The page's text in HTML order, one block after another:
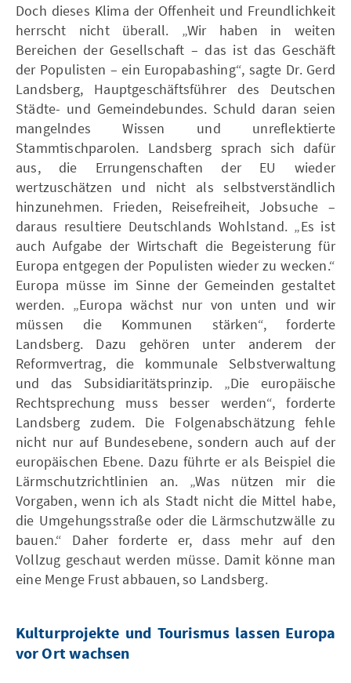
Doch dieses Klima der Offenheit und Freundlichkeit
herrscht nicht überall. „Wir haben in weiten
Bereichen der Gesellschaft – das ist das Geschäft
der Populisten – ein Europabashing“, sagte Dr. Gerd
Landsberg, Hauptgeschäftsführer des Deutschen
Städte- und Gemeindebundes. Schuld daran seien
mangelndes Wissen und unreflektierte
Stammtischparolen. Landsberg sprach sich dafür
aus, die Errungenschaften der EU wieder
wertzuschätzen und nicht als selbstverständlich
hinzunehmen. Frieden, Reisefreiheit, Jobsuche –
daraus resultiere Deutschlands Wohlstand. „Es ist
auch Aufgabe der Wirtschaft die Begeisterung für
Europa entgegen der Populisten wieder zu wecken.“
Europa müsse im Sinne der Gemeinden gestaltet
werden. „Europa wächst nur von unten und wir
müssen die Kommunen stärken“, forderte
Landsberg. Dazu gehören unter anderem der
Reformvertrag, die kommunale Selbstverwaltung
und das Subsidiaritätsprinzip. „Die europäische
Rechtsprechung muss besser werden“, forderte
Landsberg zudem. Die Folgenabschätzung fehle
nicht nur auf Bundesebene, sondern auch auf der
europäischen Ebene. Dazu führte er als Beispiel die
Lärmschutzrichtlinien an. „Was nützen mir die
Vorgaben, wenn ich als Stadt nicht die Mittel habe,
die Umgehungsstraße oder die Lärmschutzwälle zu
bauen.“ Daher forderte er, dass mehr auf den
Vollzug geschaut werden müsse. Damit könne man
eine Menge Frust abbauen, so Landsberg.
Kulturprojekte und Tourismus lassen Europa
vor Ort wachsen